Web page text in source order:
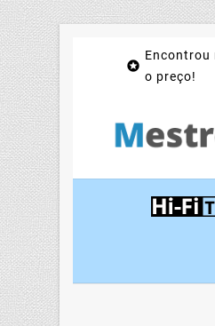

Encontrou
o preço!